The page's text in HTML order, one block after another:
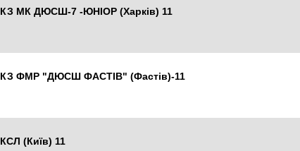
КЗ МК ДЮСШ-7 -ЮНІОР (Харків) 11
КЗ ФМР "ДЮСШ ФАСТІВ" (Фастів)-11
КСЛ (Київ) 11